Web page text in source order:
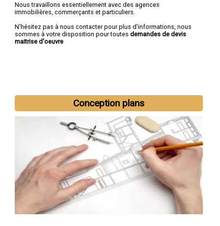
Nous travaillons essentiellement avec des agences
immobilières, commerçants et particuliers.
N'hésitez pas à nous contacter pour plus d'informations, nous
sommes à votre disposition pour toutes demandes de devis
maitrise d'oeuvre
Nous intervenons aussi dans les villes suivantes :Albi,Castres,
Carmaux,Mazamet, Lavaur,Saint-Sulpice
Saint-Juéry,Aussillon
Conception plans